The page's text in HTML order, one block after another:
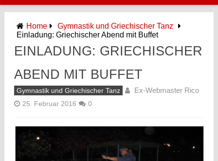
Home
Gymnastik und Griechischer Tanz
Einladung: Griechischer Abend mit Buffet
EINLADUNG: GRIECHISCHER
ABEND MIT BUFFET
Gymnastik und Griechischer Tanz Ex-Webmaster Rico
25. Februar 2016 0